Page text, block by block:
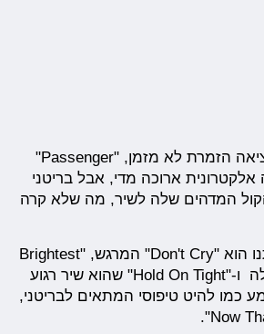
גם הסינגל השני שהוציאה הזמרת לא מזמן, "Passenger"
ארוכה מדי, אבל בריטני
המדהים שלה לשיר, מה שלא קרה
עוד שיר שהרשים אותנו הוא "Don't Cry" המרגש, "Brightest
Morning Star" המעולה ו-"Hold On Tight" שהוא שיר רגוע
כמו להיט טיפוסי המתאים לבריטני,